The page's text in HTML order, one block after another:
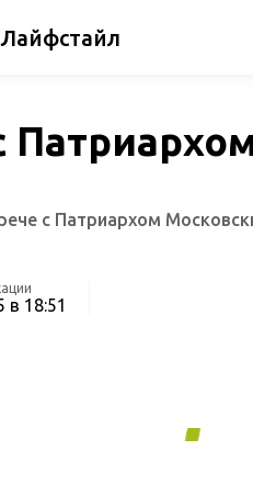
Лайфстайл
с Патриархом
в 18:51